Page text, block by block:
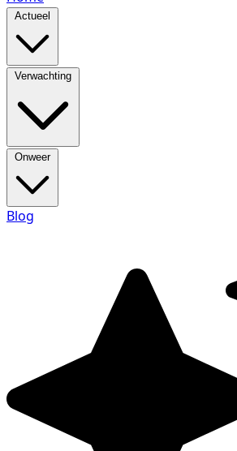
Actueel
Verwachting
Onweer
Blog